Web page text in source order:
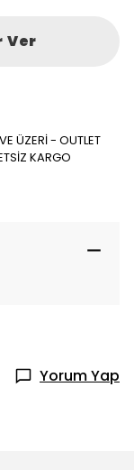
Ver
ÜZERİ - OUTLET
KARGO
Yorum Yap